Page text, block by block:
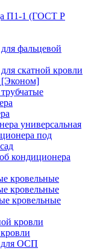
П1-1 (ГОСТ Р
фальцевой
скатной кровли
[Эконом]
универсальная
под
кондиционера
кровельные
кровельные
кровельные
кровли
для ОСП